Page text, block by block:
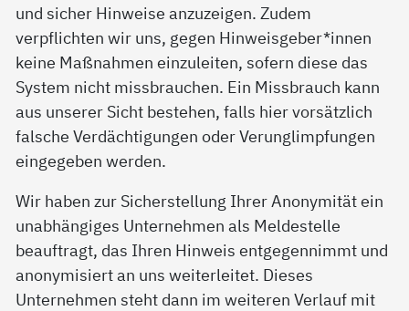
und sicher Hinweise anzuzeigen. Zudem
verpflichten wir uns, gegen Hinweisgeber*innen
keine Maßnahmen einzuleiten, sofern diese das
System nicht missbrauchen. Ein Missbrauch kann
aus unserer Sicht bestehen, falls hier vorsätzlich
falsche Verdächtigungen oder Verunglimpfungen
eingegeben werden.
Wir haben zur Sicherstellung Ihrer Anonymität ein
unabhängiges Unternehmen als Meldestelle
beauftragt, das Ihren Hinweis entgegennimmt und
anonymisiert an uns weiterleitet. Dieses
Unternehmen steht dann im weiteren Verlauf mit